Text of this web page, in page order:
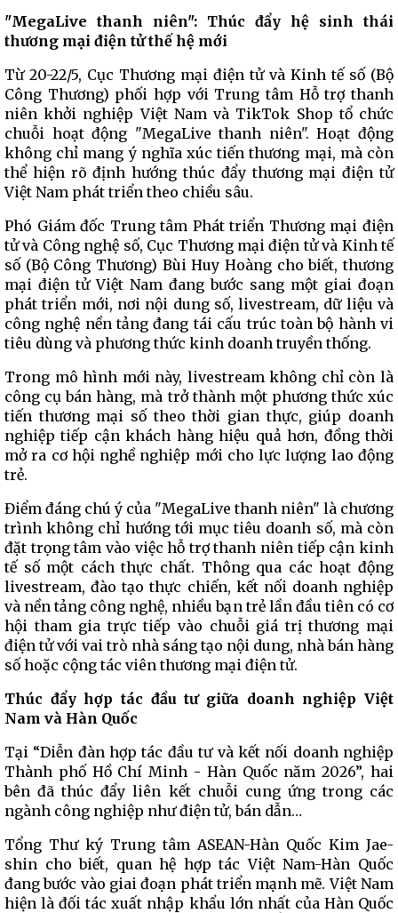
"MegaLive thanh niên": Thúc đẩy hệ sinh thái
thương mại điện tử thế hệ mới
Từ 20-22/5, Cục Thương mại điện tử và Kinh tế số (Bộ
Công Thương) phối hợp với Trung tâm Hỗ trợ thanh
niên khởi nghiệp Việt Nam và TikTok Shop tổ chức
chuỗi hoạt động "MegaLive thanh niên". Hoạt động
không chỉ mang ý nghĩa xúc tiến thương mại, mà còn
thể hiện rõ định hướng thúc đẩy thương mại điện tử
Việt Nam phát triển theo chiều sâu.
Phó Giám đốc Trung tâm Phát triển Thương mại điện
tử và Công nghệ số, Cục Thương mại điện tử và Kinh tế
số (Bộ Công Thương) Bùi Huy Hoàng cho biết, thương
mại điện tử Việt Nam đang bước sang một giai đoạn
phát triển mới, nơi nội dung số, livestream, dữ liệu và
công nghệ nền tảng đang tái cấu trúc toàn bộ hành vi
tiêu dùng và phương thức kinh doanh truyền thống.
Trong mô hình mới này, livestream không chỉ còn là
công cụ bán hàng, mà trở thành một phương thức xúc
tiến thương mại số theo thời gian thực, giúp doanh
nghiệp tiếp cận khách hàng hiệu quả hơn, đồng thời
mở ra cơ hội nghề nghiệp mới cho lực lượng lao động
trẻ.
Điểm đáng chú ý của "MegaLive thanh niên" là chương
trình không chỉ hướng tới mục tiêu doanh số, mà còn
đặt trọng tâm vào việc hỗ trợ thanh niên tiếp cận kinh
tế số một cách thực chất. Thông qua các hoạt động
livestream, đào tạo thực chiến, kết nối doanh nghiệp
và nền tảng công nghệ, nhiều bạn trẻ lần đầu tiên có cơ
hội tham gia trực tiếp vào chuỗi giá trị thương mại
điện tử với vai trò nhà sáng tạo nội dung, nhà bán hàng
số hoặc cộng tác viên thương mại điện tử.
Thúc đẩy hợp tác đầu tư giữa doanh nghiệp Việt
Nam và Hàn Quốc
Tại “Diễn đàn hợp tác đầu tư và kết nối doanh nghiệp
Thành phố Hồ Chí Minh - Hàn Quốc năm 2026”, hai
bên đã thúc đẩy liên kết chuỗi cung ứng trong các
ngành công nghiệp như điện tử, bán dẫn…
Tổng Thư ký Trung tâm ASEAN-Hàn Quốc Kim Jae-
shin cho biết, quan hệ hợp tác Việt Nam-Hàn Quốc
đang bước vào giai đoạn phát triển mạnh mẽ. Việt Nam
hiện là đối tác xuất nhập khẩu lớn nhất của Hàn Quốc